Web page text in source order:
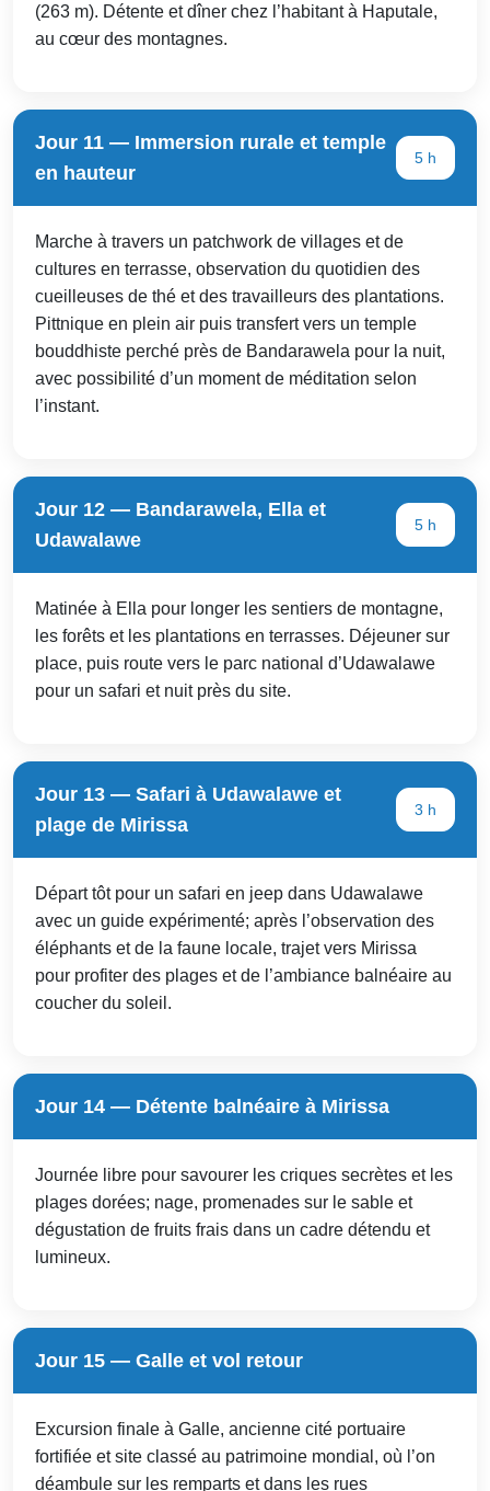
(263 m). Détente et dîner chez l’habitant à Haputale,
au cœur des montagnes.
Jour 11 — Immersion rurale et temple
en hauteur
5 h
Marche à travers un patchwork de villages et de
cultures en terrasse, observation du quotidien des
cueilleuses de thé et des travailleurs des plantations.
Pittnique en plein air puis transfert vers un temple
bouddhiste perché près de Bandarawela pour la nuit,
avec possibilité d’un moment de méditation selon
l’instant.
Jour 12 — Bandarawela, Ella et
Udawalawe
5 h
Matinée à Ella pour longer les sentiers de montagne,
les forêts et les plantations en terrasses. Déjeuner sur
place, puis route vers le parc national d’Udawalawe
pour un safari et nuit près du site.
Jour 13 — Safari à Udawalawe et
plage de Mirissa
3 h
Départ tôt pour un safari en jeep dans Udawalawe
avec un guide expérimenté; après l’observation des
éléphants et de la faune locale, trajet vers Mirissa
pour profiter des plages et de l’ambiance balnéaire au
coucher du soleil.
Jour 14 — Détente balnéaire à Mirissa
Journée libre pour savourer les criques secrètes et les
plages dorées; nage, promenades sur le sable et
dégustation de fruits frais dans un cadre détendu et
lumineux.
Jour 15 — Galle et vol retour
Excursion finale à Galle, ancienne cité portuaire
fortifiée et site classé au patrimoine mondial, où l’on
déambule sur les remparts et dans les rues